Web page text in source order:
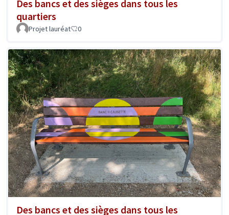
Des bancs et des sièges dans tous les
quartiers
Projet lauréat 0
Des bancs et des sièges dans tous les